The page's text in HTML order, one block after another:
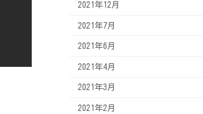
2021年12月
2021年7月
2021年6月
2021年4月
2021年3月
2021年2月